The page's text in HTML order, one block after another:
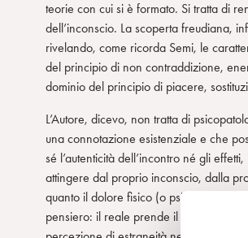
teorie con cui si è formato. Si tratta di
dell’inconscio. La scoperta freudiana,
rivelando, come ricorda Semi, le
del principio di non contraddizione,
dominio del principio di piacere,
L’Autore, dicevo, non tratta di
una connotazione esistenziale e che
sé l’autenticità dell’incontro né gli
attingere dal proprio inconscio, dalla
quanto il dolore fisico (o psichico), un
pensiero: il reale prende il sopravvento